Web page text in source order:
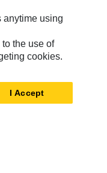
anytime using
the use of
cookies.
I Accept